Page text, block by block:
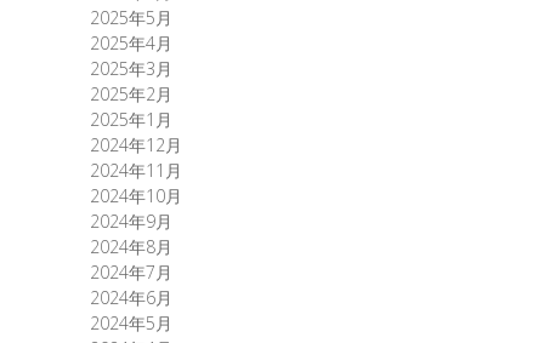
2025年5月
2025年4月
2025年3月
2025年2月
2025年1月
2024年12月
2024年11月
2024年10月
2024年9月
2024年8月
2024年7月
2024年6月
2024年5月